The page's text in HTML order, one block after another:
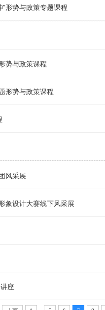
形势与政策专题课程
势与政策课程
形势与政策课程
风采展
象设计大赛线下风采展
座